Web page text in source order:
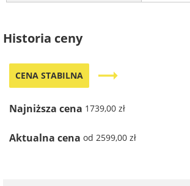
Historia ceny
CENA STABILNA trending_flat
Najniższa cena 1739,00 zł
Aktualna cena od 2599,00 zł